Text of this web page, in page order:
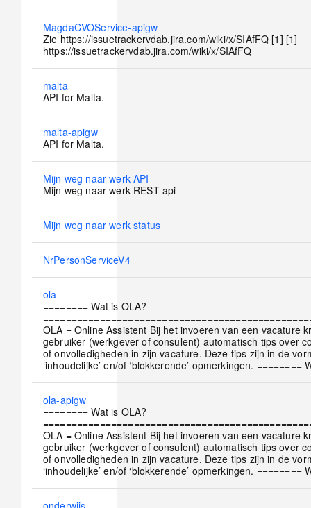
No
new
posts
MagdaCVOService-apigw
Zie https://issuetrackervdab.jira.com/wiki/x/SIAfFQ [1] [1]
https://issuetrackervdab.jira.com/wiki/x/SIAfFQ
No
new
malta
API for Malta.
No
new
malta-apigw
API for Malta.
No
new
Mijn weg naar werk API
Mijn weg naar werk REST api
No
Mijn weg naar werk status
No
NrPersonServiceV4
No
new
posts
ola
======== Wat is OLA?
OLA = Online Assistent Bij het invoeren van een vacature
gebruiker (werkgever of consulent) automatisch tips over
of onvolledigheden in zijn vacature. Deze tips zijn in de
‘inhoudelijke’ en/of ‘blokkerende’ opmerkingen. ========
No
new
posts
ola-apigw
======== Wat is OLA?
OLA = Online Assistent Bij het invoeren van een vacature
gebruiker (werkgever of consulent) automatisch tips over
of onvolledigheden in zijn vacature. Deze tips zijn in de
‘inhoudelijke’ en/of ‘blokkerende’ opmerkingen. ========
No
onderwijs